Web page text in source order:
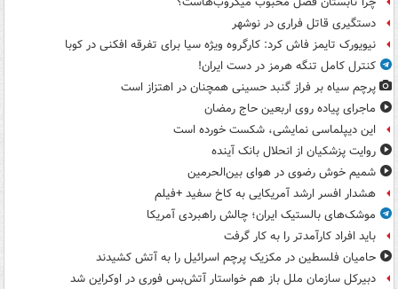
دستگیری قاتل فراری در نوشهر
نیویورک تایمز فاش کرد: کارگروه ویژه سیا برای تفرقه افکنی در کوبا
کنترل کامل تنگه هرمز در دست ایران!
پرچم سیاه بر فراز گنبد حسینی همچنان در اهتزاز است
ماجرای پیاده روی اربعین حاج رمضان
این دیپلماسی نمایشی، شکست خورده است
روایت پزشکیان از انحلال بانک آینده
شمیم خوش رضوی در هوای بین‌الحرمین
هشدار افسر ارشد آمریکایی به کاخ سفید +فیلم
موشک‌های بالستیک ایران؛ چالش راهبردی آمریکا
باید افراد کارآمدتر را به کار گرفت
حامیان فلسطین در مکزیک پرچم اسرائیل را به آتش کشیدند
دبیرکل سازمان ملل باز هم خواستار آتش‌بس فوری در اوکراین شد